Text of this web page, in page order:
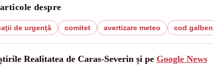
despre
de urgenţă comitet avertizare meteo cod galben
Realitatea de Caras-Severin și pe Google News